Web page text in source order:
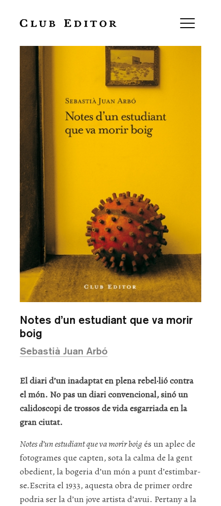
Notes d’un estudiant que va morir
boig
Sebastià Juan Arbó
El diari d’un inadaptat en plena rebel·lió contra
el món. No pas un diari convencional, sinó un
calidoscopi de trossos de vida esgarriada en la
gran ciutat.
Notes d’un estudiant que va morir boigés un aplec de
fotogrames que capten, sota la calma de la gent
obedient, la bogeria d’un món a punt d’estimbar-
se.Escrita el 1933, aquesta obra de primer ordre
podria ser la d’un jove artista d’avui. Pertany a la